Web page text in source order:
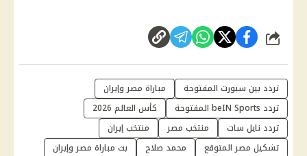
شارك
تردد بين سبورت المفتوحة
مباراة مصر وإيران
تردد beIN Sports المفتوحة
كأس العالم 2026
تردد نايل سات
منتخب مصر
منتخب إيران
تشكيل مصر المتوقع
محمد صلاح بث مباراة مصر وإيران